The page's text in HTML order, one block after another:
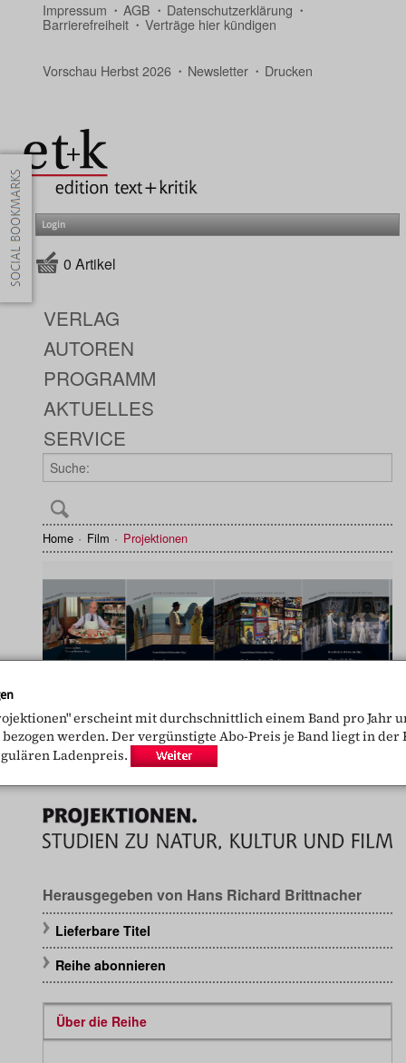
Impressum AGB Datenschutzerklärung
Barrierefreiheit Verträge hier kündigen
Vorschau Herbst 2026 Newsletter Drucken
Login
0 Artikel
VERLAG
AUTOREN
PROGRAMM
AKTUELLES
SERVICE
Home Film Projektionen
Herausgegeben von Hans Richard Brittnacher
Lieferbare Titel
Reihe abonnieren
Über die Reihe
erscheint mit durchschnittlich einem Band pro Jahr
werden. Der vergünstigte Abo-Preis je Band liegt in der
Ladenpreis.